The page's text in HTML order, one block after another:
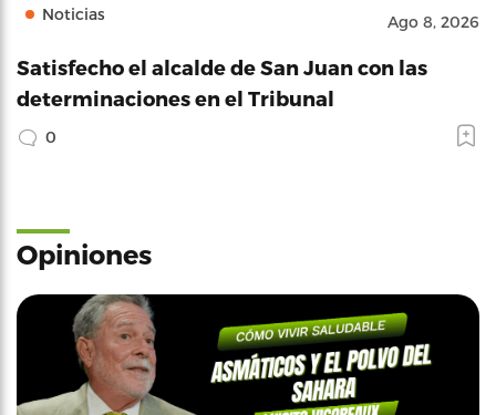
Noticias Ago 8, 2026
Satisfecho el alcalde de San Juan con las
determinaciones en el Tribunal
0
Opiniones